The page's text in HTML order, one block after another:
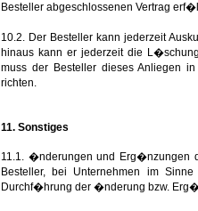
Besteller abgeschlossenen Vertrag
10.2. Der Besteller kann jederzeit
hinaus kann er jederzeit die
muss der Besteller dieses Anliegen
richten.
11. Sonstiges
11.1. �nderungen und Erg�nzungen
Besteller, bei Unternehmen im
Durchf�hrung der �nderung bzw.